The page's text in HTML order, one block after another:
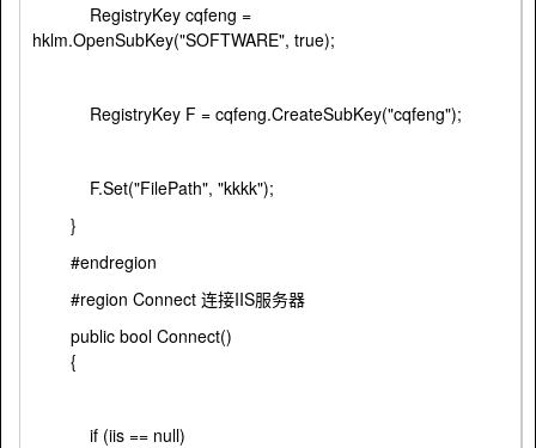
RegistryKey cqfeng =
hklm.OpenSubKey("SOFTWARE", true);
RegistryKey F = cqfeng.CreateSubKey("cqfeng");
F.Set("FilePath", "kkkk");
}
#endregion
#region Connect 连接IIS服务器
public bool Connect()
{
if (iis == null)